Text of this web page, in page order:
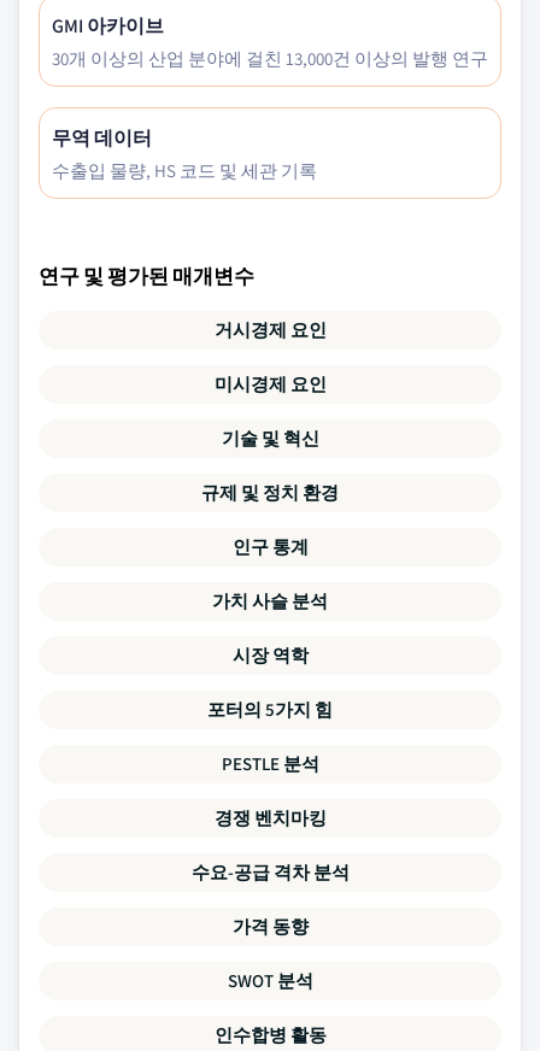
GMI 아카이브
30개 이상의 산업 분야에 걸친 13,000건 이상의 발행 연구
무역 데이터
수출입 물량, HS 코드 및 세관 기록
연구 및 평가된 매개변수
거시경제 요인
미시경제 요인
기술 및 혁신
규제 및 정치 환경
인구 통계
가치 사슬 분석
시장 역학
포터의 5가지 힘
PESTLE 분석
경쟁 벤치마킹
수요-공급 격차 분석
가격 동향
SWOT 분석
인수합병 활동